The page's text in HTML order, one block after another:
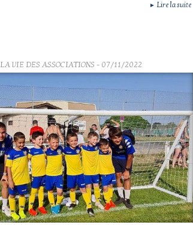
► Lire la suite
LA VIE DES ASSOCIATIONS - 07/11/2022